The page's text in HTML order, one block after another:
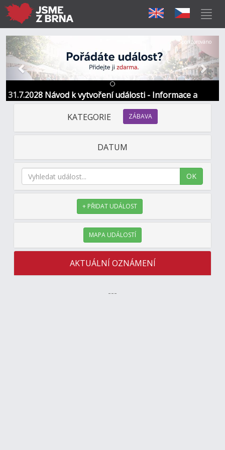
31.7.2028 Návod k vytvoření události - Informace a
kontakt
Předchozí Další
Sponzorováno
KATEGORIE ZÁBAVA
DATUM
OK
+ PŘIDAT UDÁLOST
MAPA UDÁLOSTÍ
AKTUÁLNÍ OZNÁMENÍ
---